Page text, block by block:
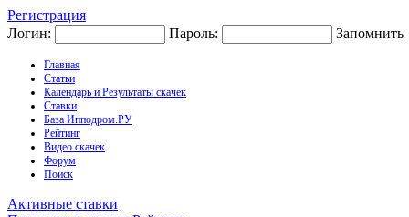
Регистрация
Логин:
Пароль: Запомнить
Главная
Статьи
Календарь и Результаты скачек
Ставки
База Ипподром.РУ
Рейтинг
Видео скачек
Форум
Поиск
Активные ставки